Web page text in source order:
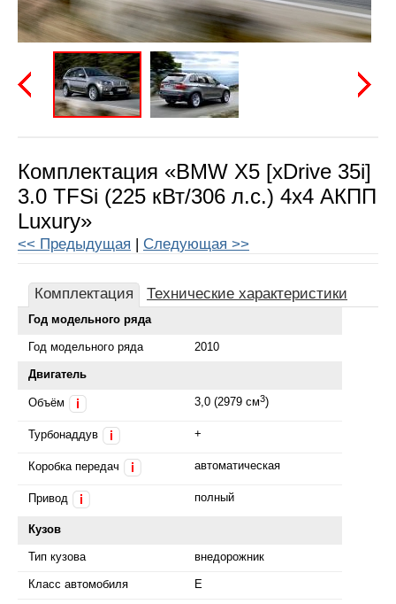
Комплектация «BMW X5 [xDrive 35i]
3.0 TFSi (225 кВт/306 л.с.) 4x4 АКПП
Luxury»
<< Предыдущая Следующая >>
Комплектация Технические характеристики
Год модельного ряда
Год модельного ряда 2010
Двигатель
Объём 3,0 (2979 см3)
Турбонаддув +
Коробка передач автоматическая
Привод полный
Кузов
Тип кузова внедорожник
Класс автомобиля E